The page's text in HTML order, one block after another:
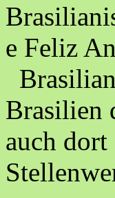
e Feliz
Brasilien
auch dort